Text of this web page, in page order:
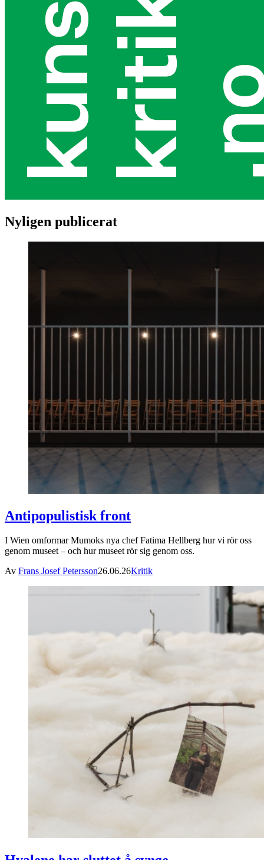
Nyligen publicerat
Antipopulistisk front
I Wien omformar Mumoks nya chef Fatima Hellberg hur vi rör oss
genom museet – och hur museet rör sig genom oss.
Av Frans Josef Petersson26.06.26Kritik